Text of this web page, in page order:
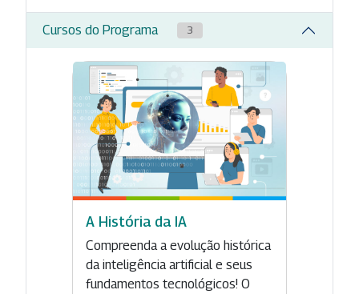
Cursos do Programa 3
A História da IA
Compreenda a evolução histórica
da inteligência artificial e seus
fundamentos tecnológicos! O